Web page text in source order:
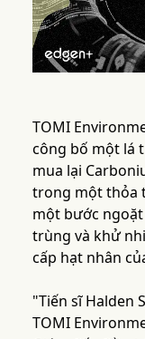
TOMI
công bố một lá
mua lại
trong một thỏa
một bước
trùng và khử
cấp hạt nhân
"Tiến sĩ Halden
TOMI